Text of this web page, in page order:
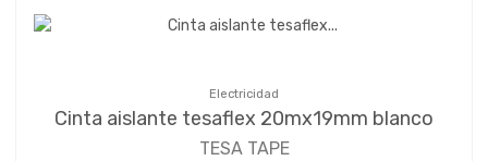
Electricidad
Cinta aislante tesaflex 20mx19mm blanco
TESA TAPE